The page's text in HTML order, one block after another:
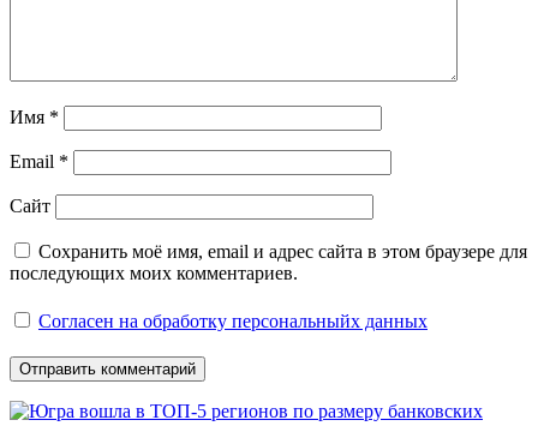
Имя *
Email *
Сайт
Сохранить моё имя, email и адрес сайта в этом браузере для
последующих моих комментариев.
Согласен на обработку персональныйх данных